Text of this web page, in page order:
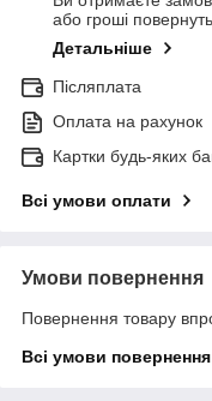
або гроші
Детальніше
Післяплата
Оплата на рахунок
Картки будь-яких
Всі умови оплати
Умови повернення
Повернення товару
Всі умови повернення